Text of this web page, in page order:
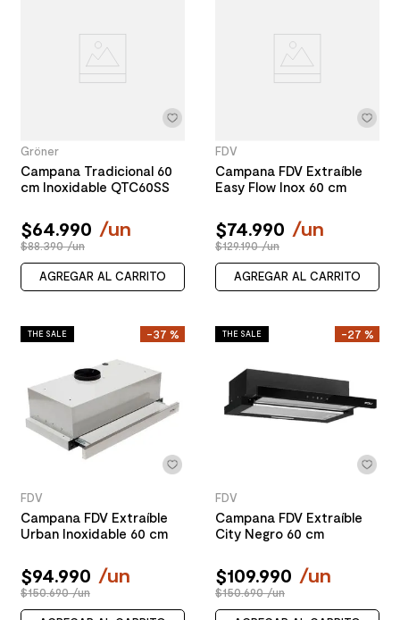
Gröner
Campana Tradicional 60
cm Inoxidable QTC60SS
$64.990 /un
$88.390 /un
AGREGAR AL CARRITO
FDV
Campana FDV Extraíble
Easy Flow Inox 60 cm
$74.990 /un
$129.190 /un
AGREGAR AL CARRITO
-37 %
THE SALE
FDV
Campana FDV Extraíble
Urban Inoxidable 60 cm
$94.990 /un
$150.690 /un
-27 %
THE SALE
FDV
Campana FDV Extraíble
City Negro 60 cm
$109.990 /un
$150.690 /un